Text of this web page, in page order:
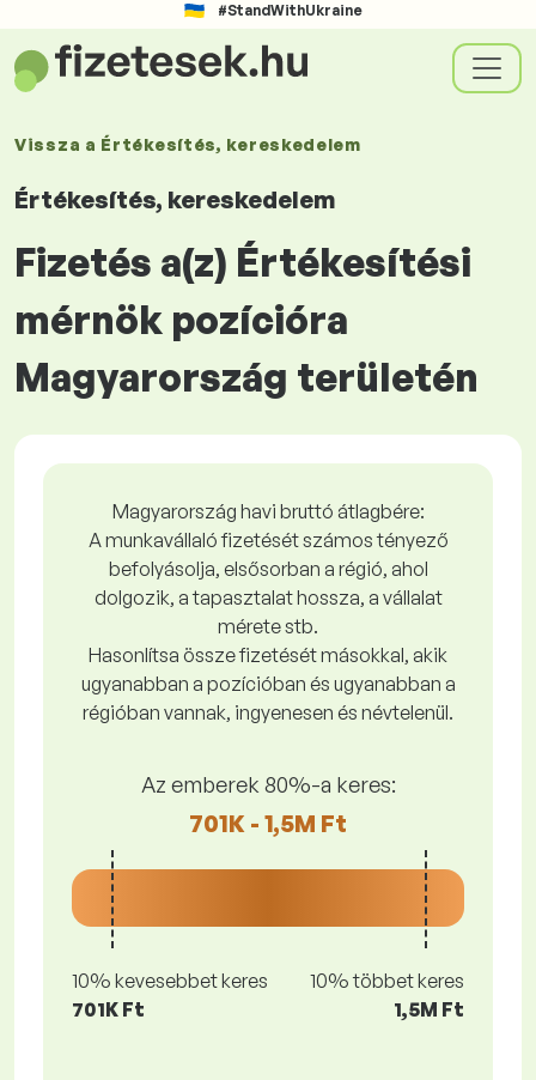
#StandWithUkraine
Vissza a Értékesítés, kereskedelem
Értékesítés, kereskedelem
Fizetés a(z) Értékesítési
mérnök pozícióra
Magyarország területén
Magyarország havi bruttó átlagbére:
A munkavállaló fizetését számos tényező
befolyásolja, elsősorban a régió, ahol
dolgozik, a tapasztalat hossza, a vállalat
mérete stb.
Hasonlítsa össze fizetését másokkal, akik
ugyanabban a pozícióban és ugyanabban a
régióban vannak, ingyenesen és névtelenül.
Az emberek 80%-a keres:
701K - 1,5M Ft
10% kevesebbet keres
701K Ft
10% többet keres
1,5M Ft